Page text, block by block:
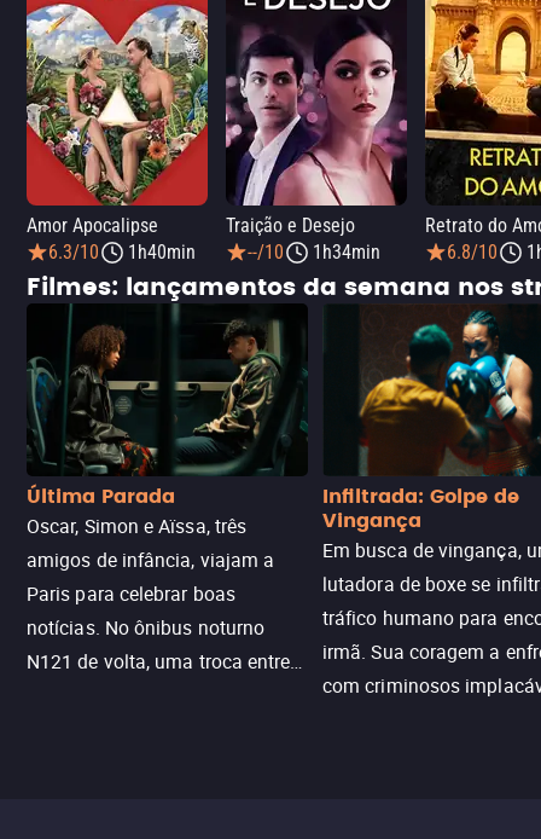
Amor Apocalipse
6.3/10
1h40min
Traição e Desejo
--/10
1h34min
Retrato do
6.8/10
Filmes: lançamentos da semana nos
Última Parada
Oscar, Simon e Aïssa, três
amigos de infância, viajam a
Paris para celebrar boas
notícias. No ônibus noturno
N121 de volta, uma troca entre
Infiltrada: Golpe de
Vingança
Em busca de vingança,
lutadora de boxe se
tráfico humano para
irmã. Sua coragem a
com criminosos